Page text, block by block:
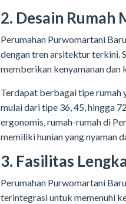
2. Desain Rumah
Perumahan Purwomartani
dengan tren arsitektur terkini.
memberikan kenyamanan dan
Terdapat berbagai tipe rumah
mulai dari tipe 36, 45, hingga
ergonomis, rumah-rumah di
memiliki hunian yang nyaman
3. Fasilitas
Perumahan Purwomartani
terintegrasi untuk memenuhi